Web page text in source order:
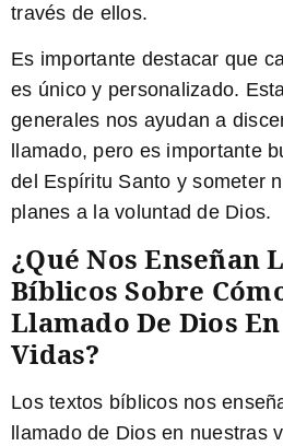
través de ellos.
Es importante destacar que
es único y personalizado.
generales nos ayudan a
llamado, pero es importante
del Espíritu Santo y someter
planes a la voluntad de Dios.
¿Qué Nos Enseñan
Bíblicos Sobre
Llamado De Dios
Vidas?
Los textos bíblicos nos
llamado de Dios en nuestras